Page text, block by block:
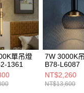
https://
３．未成年
「AFTEE先
任。
４．使用「
即時審查核
結果請求用
５．嚴禁一
形，恩沛科
單吊燈
1361
7W 3000K
B78-L6087
NT$2,260
NT$13,600